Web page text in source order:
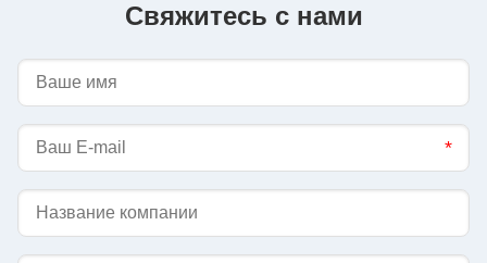
Свяжитесь с нами